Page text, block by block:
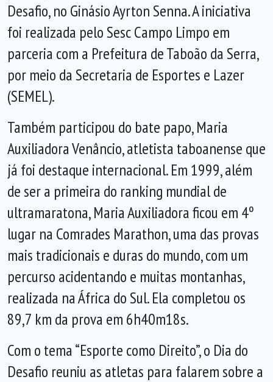
Desafio, no Ginásio Ayrton Senna. A iniciativa
foi realizada pelo Sesc Campo Limpo em
parceria com a Prefeitura de Taboão da Serra,
por meio da Secretaria de Esportes e Lazer
(SEMEL).
Também participou do bate papo, Maria
Auxiliadora Venâncio, atletista taboanense que
já foi destaque internacional. Em 1999, além
de ser a primeira do ranking mundial de
ultramaratona, Maria Auxiliadora ficou em 4º
lugar na Comrades Marathon, uma das provas
mais tradicionais e duras do mundo, com um
percurso acidentando e muitas montanhas,
realizada na África do Sul. Ela completou os
89,7 km da prova em 6h40m18s.
Com o tema “Esporte como Direito”, o Dia do
Desafio reuniu as atletas para falarem sobre a